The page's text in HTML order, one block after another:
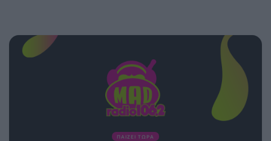
ΠΑΙΖΕΙ ΤΩΡΑ